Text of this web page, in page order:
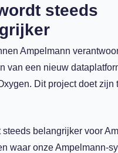
steeds
Ampelmann
van een nieuw
Dit project doet zijn
steeds belangrijker voor
waar onze Ampelmann-